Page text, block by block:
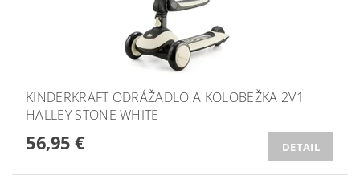
KINDERKRAFT ODRÁŽADLO A KOLOBEŽKA 2V1
HALLEY STONE WHITE
56,95 € DETAIL